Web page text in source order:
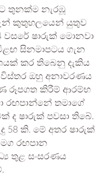
තුනක්ම නැරඹූ
කුතුහලයෙන් යුතුව
වසරේ ෂාරුක් මොනවා
සිනමාපටය ගැන
කර තිබෙනු දැකිය
විස්තර ඔහු අනාවරණය
රූපගත කිරීම් ආරම්භ
රඟපාන්නේ තමාගේ
ද ෂාරුක් පවසා තිබේ.
58 කි. මේ අතර ෂාරුක්
රඟපාන
තුළ සංසරණය